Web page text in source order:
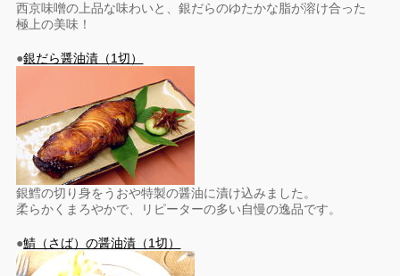
西京味噌の上品な味わいと、銀だらのゆたかな脂が溶け合った
極上の美味！
●銀だら醤油漬（1切）
銀鱈の切り身をうおや特製の醤油に漬け込みました。
柔らかくまろやかで、リピーターの多い自慢の逸品です。
●鯖（さば）の醤油漬（1切）